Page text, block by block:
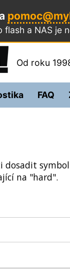
flash a NAS je
Od roku
FAQ
dosadit
na "hard".